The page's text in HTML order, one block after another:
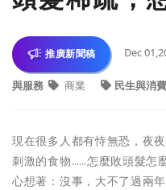
推廣新聞稿 Dec
與服務 商業 民生與消費
現在很多人都有恃無恐，夜
刺激的食物……怎麼敗頭髮怎麼
心想著：沒事，大不了過兩